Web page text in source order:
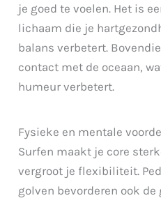
je goed te voelen. Het is
lichaam die je
balans verbetert.
contact met de oceaan,
humeur verbetert.
Fysieke en mentale
Surfen maakt je core
vergroot je flexibiliteit.
golven bevorderen ook